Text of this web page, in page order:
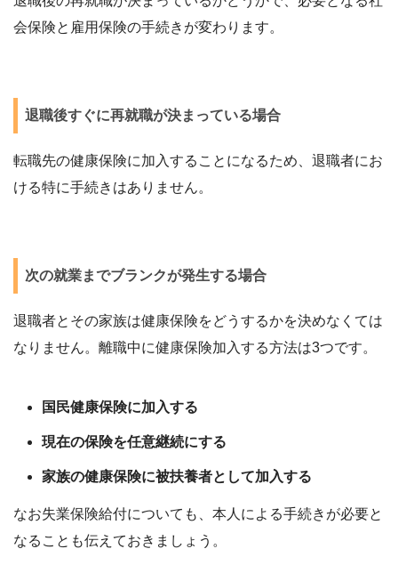
会保険と雇用保険の手続きが変わります。
退職後すぐに再就職が決まっている場合
転職先の健康保険に加入することになるため、退職者にお
ける特に手続きはありません。
次の就業までブランクが発生する場合
退職者とその家族は健康保険をどうするかを決めなくては
なりません。離職中に健康保険加入する方法は3つです。
国民健康保険に加入する
現在の保険を任意継続にする
家族の健康保険に被扶養者として加入する
なお失業保険給付についても、本人による手続きが必要と
なることも伝えておきましょう。